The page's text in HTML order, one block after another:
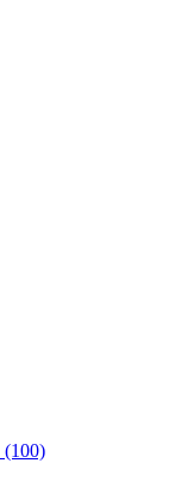
(100)